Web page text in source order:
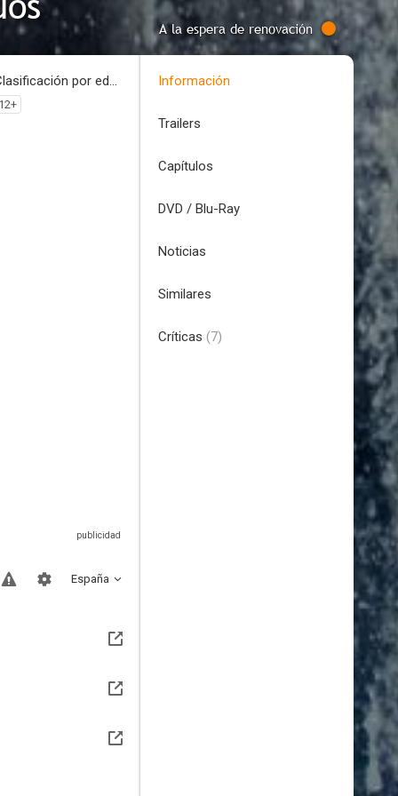
A la espera de renovación
Clasificación por edades
12+
España
Información
Trailers
Capítulos
DVD / Blu-Ray
Noticias
Similares
Críticas (7)